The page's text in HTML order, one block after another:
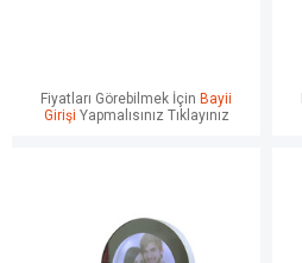
Fiyatları Görebilmek İçin Bayii
Girişi Yapmalısınız Tıklayınız